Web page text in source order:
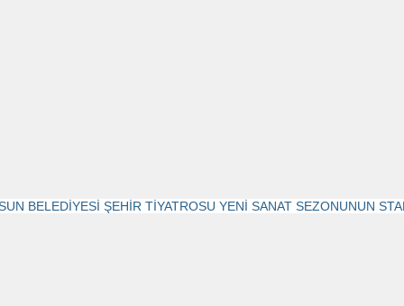
BELEDİYESİ ŞEHİR TİYATROSU YENİ SANAT SEZONUNUN